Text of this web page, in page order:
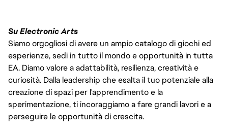
Su Electronic Arts
Siamo orgogliosi di avere un ampio catalogo di giochi ed
esperienze, sedi in tutto il mondo e opportunità in tutta
EA. Diamo valore a adattabilità, resilienza, creatività e
curiosità. Dalla leadership che esalta il tuo potenziale alla
creazione di spazi per l'apprendimento e la
sperimentazione, ti incoraggiamo a fare grandi lavori e a
perseguire le opportunità di crescita.